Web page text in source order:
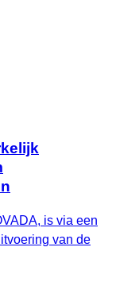
is via een
van de